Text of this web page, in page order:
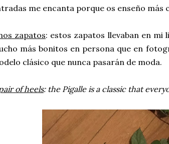
me encanta porque os enseño más
zapatos: estos zapatos llevaban en mi
más bonitos en persona que en
clásico que nunca pasarán de moda.
of heels: the Pigalle is a classic that